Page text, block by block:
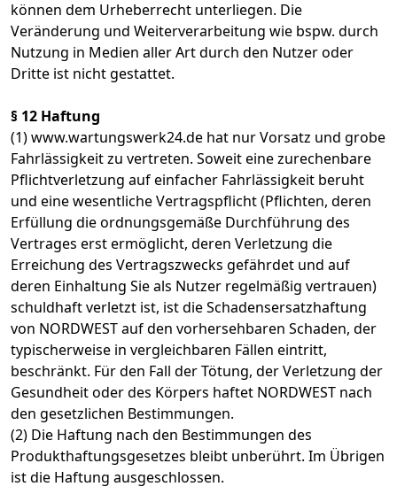
können dem Urheberrecht unterliegen. Die
Veränderung und Weiterverarbeitung wie bspw. durch
Nutzung in Medien aller Art durch den Nutzer oder
Dritte ist nicht gestattet.
§ 12 Haftung
(1) www.wartungswerk24.de hat nur Vorsatz und grobe
Fahrlässigkeit zu vertreten. Soweit eine zurechenbare
Pflichtverletzung auf einfacher Fahrlässigkeit beruht
und eine wesentliche Vertragspflicht (Pflichten, deren
Erfüllung die ordnungsgemäße Durchführung des
Vertrages erst ermöglicht, deren Verletzung die
Erreichung des Vertragszwecks gefährdet und auf
deren Einhaltung Sie als Nutzer regelmäßig vertrauen)
schuldhaft verletzt ist, ist die Schadensersatzhaftung
von NORDWEST auf den vorhersehbaren Schaden, der
typischerweise in vergleichbaren Fällen eintritt,
beschränkt. Für den Fall der Tötung, der Verletzung der
Gesundheit oder des Körpers haftet NORDWEST nach
den gesetzlichen Bestimmungen.
(2) Die Haftung nach den Bestimmungen des
Produkthaftungsgesetzes bleibt unberührt. Im Übrigen
ist die Haftung ausgeschlossen.